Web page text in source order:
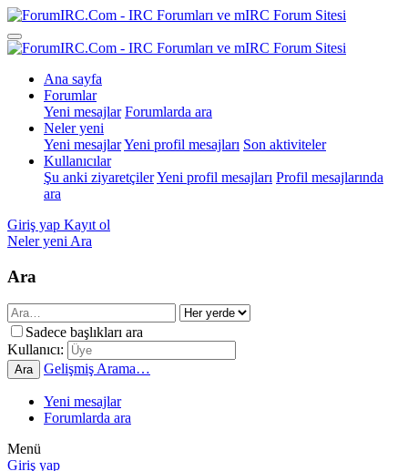
Ana sayfa
Forumlar
Yeni mesajlar Forumlarda ara
Neler yeni
Yeni mesajlarYeni profil mesajları Son aktiviteler
Kullanıcılar
Şu anki ziyaretçilerYeni profil mesajları Profil mesajlarında
ara
Giriş yap Kayıt ol
Neler yeni Ara
Ara
Sadece başlıkları ara
Kullanıcı:
Ara Gelişmiş Arama…
Yeni mesajlar
Forumlarda ara
Menü
Giriş yap